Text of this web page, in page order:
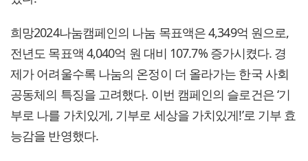
희망2024나눔캠페인의 나눔 목표액은 4,349억 원으로,
전년도 목표액 4,040억 원 대비 107.7% 증가시켰다. 경
제가 어려울수록 나눔의 온정이 더 올라가는 한국 사회
공동체의 특징을 고려했다. 이번 캠페인의 슬로건은 ‘기
부로 나를 가치있게, 기부로 세상을 가치있게!’로 기부 효
능감을 반영했다.